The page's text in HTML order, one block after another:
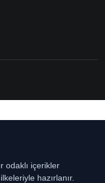
odaklı içerikler
hazırlanır.